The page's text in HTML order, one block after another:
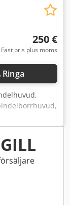
250 €
Fast pris plus moms
Ringa
115
A Ncqjx